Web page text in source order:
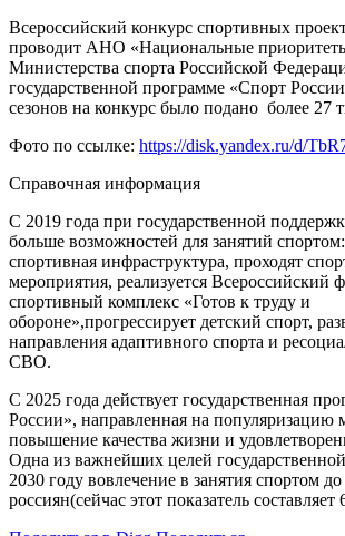
Всероссийский конкурс спортивных
проводит АНО «Национальные
Министерства спорта Российской
государственной программе «Спорт
сезонов на конкурс было подано более 27
Фото по ссылке: https://disk.yandex.ru/d/
Справочная информация
С 2019 года при государственной
больше возможностей для занятий спортом:
спортивная инфраструктура, проходят
мероприятия, реализуется Всероссийский
спортивный комплекс «Готов к труду и
обороне»,прогрессирует детский спорт,
направления адаптивного спорта и
СВО.
С 2025 года действует государственная
России», направленная на популяризацию
повышение качества жизни и
Одна из важнейших целей
2030 году вовлечение в занятия спортом
россиян(сейчас этот показатель составляет